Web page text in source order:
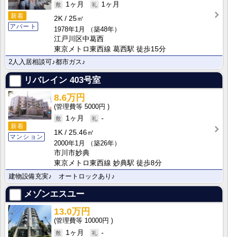
新着
アパート
1ヶ月
1ヶ月
2K
25㎡
1978年1月
（築48年）
江戸川区中葛西
東京メトロ東西線 葛西駅 徒歩15分
2人入居相談可♪都市ガス♪
リバレイン 403号室
新着
マンション
8.6万円
5000円
1ヶ月
-
1K
25.46㎡
2000年1月
（築26年）
市川市妙典
東京メトロ東西線 妙典駅 徒歩8分
建物設備充実♪ オートロックあり♪
メゾンエスユー
13.0万円
10000円
1ヶ月
-